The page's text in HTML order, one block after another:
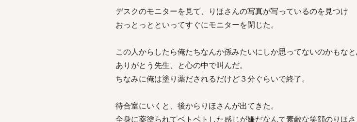
デスクのモニターを見て、りほさんの写真が写っているのを見つけ
おっとっとといってすぐにモニターを閉じた。
この人からしたら俺たちなんか孫みたいにしか思ってないのかもな
ありがとう先生、と心の中で叫んだ。
ちなみに俺は塗り薬だされるだけど３分ぐらいで終了。
待合室にいくと、後からりほさんが出てきた。
全身に薬塗られてベトベトした感じが嫌だなんて素敵な笑顔のりほ